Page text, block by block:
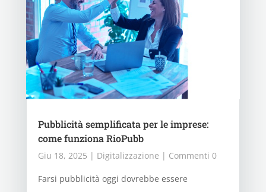
Pubblicità semplificata per le imprese:
come funziona RioPubb
Giu 18, 2025 | Digitalizzazione | Commenti 0
Farsi pubblicità oggi dovrebbe essere